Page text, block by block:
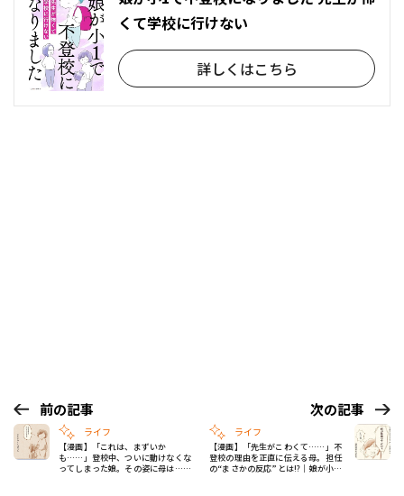
くて学校に行けない
詳しくはこちら
前の記事
ライフ
【漫画】「これは、まずいか
も……」登校中、ついに動けなくな
ってしまった娘。その姿に母は……
次の記事
ライフ
【漫画】「先生がこわくて……」不
登校の理由を正直に伝える母。担任
の“まさかの反応”とは!?｜娘が小1